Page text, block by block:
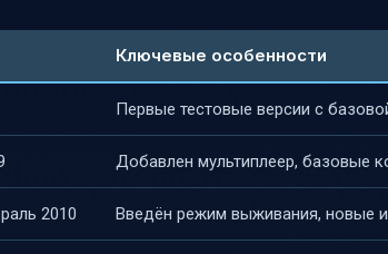
Ключевые особенности
Первые тестовые версии с
Добавлен мультиплеер, базовые
2010 Введён режим выживания, новые